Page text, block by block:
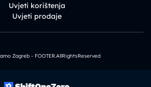
Uvjeti korištenja
Uvjeti prodaje
Zagreb - FOOTER.AllRightsReserved